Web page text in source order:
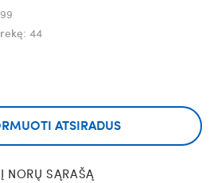
44
ATSIRADUS
Į NORŲ SĄRAŠĄ